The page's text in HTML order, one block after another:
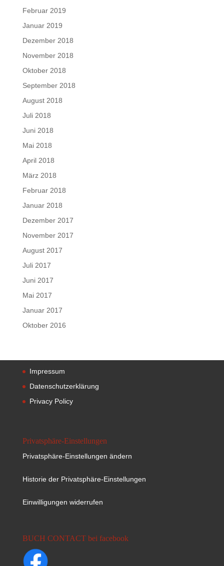
Februar 2019
Januar 2019
Dezember 2018
November 2018
Oktober 2018
September 2018
August 2018
Juli 2018
Juni 2018
Mai 2018
April 2018
März 2018
Februar 2018
Januar 2018
Dezember 2017
November 2017
August 2017
Juli 2017
Juni 2017
Mai 2017
Januar 2017
Oktober 2016
Impressum
Datenschutzerklärung
Privacy Policy
Privatsphäre-Einstellungen
Privatsphäre-Einstellungen ändern
Historie der Privatsphäre-Einstellungen
Einwilligungen widerrufen
BUCH CONTACT bei facebook